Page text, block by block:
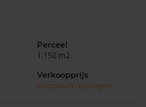
Perceel
1.150 m2
Verkoopprijs
Koopsom opvragen